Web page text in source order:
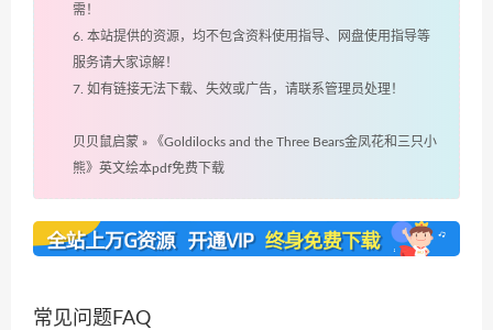
需！
6. 本站提供的资源，均不包含资料使用指导、网盘使用指导等
服务请大家谅解！
7. 如有链接无法下载、失效或广告，请联系管理员处理！
贝贝鼠启蒙 »
《Goldilocks and the Three Bears金凤花和三只小
熊》英文绘本pdf免费下载
常见问题FAQ